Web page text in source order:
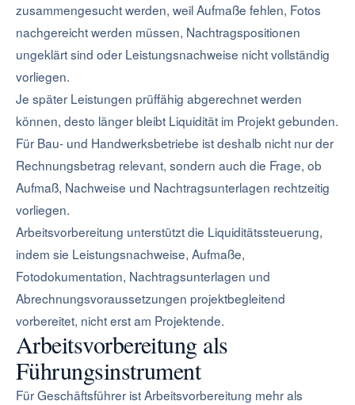
zusammengesucht werden, weil Aufmaße fehlen, Fotos
nachgereicht werden müssen, Nachtragspositionen
ungeklärt sind oder Leistungsnachweise nicht vollständig
vorliegen.
Je später Leistungen prüffähig abgerechnet werden
können, desto länger bleibt Liquidität im Projekt gebunden.
Für Bau- und Handwerksbetriebe ist deshalb nicht nur der
Rechnungsbetrag relevant, sondern auch die Frage, ob
Aufmaß, Nachweise und Nachtragsunterlagen rechtzeitig
vorliegen.
Arbeitsvorbereitung unterstützt die Liquiditätssteuerung,
indem sie Leistungsnachweise, Aufmaße,
Fotodokumentation, Nachtragsunterlagen und
Abrechnungsvoraussetzungen projektbegleitend
vorbereitet, nicht erst am Projektende.
Arbeitsvorbereitung als
Führungsinstrument
Für Geschäftsführer ist Arbeitsvorbereitung mehr als